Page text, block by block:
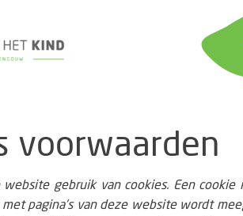
voorwaarden
website gebruik van cookies. Een cookie
pagina’s van deze website wordt
kan bij een volgend bezoek weer